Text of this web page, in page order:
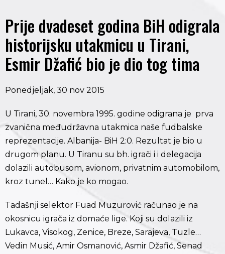
Prije dvadeset godina BiH odigrala
historijsku utakmicu u Tirani,
Esmir Džafić bio je dio tog tima
Ponedjeljak, 30 nov 2015
U Tirani, 30. novembra 1995. godine odigrana je prva
zvanična međudržavna utakmica naše fudbalske
reprezentacije. Albanija- BiH 2:0. Rezultat je bio u
drugom planu. U Tiranu su bh. igrači i i delegacija
dolazili autobusom, avionom, privatnim automobilom,
kroz tunel… Kako je ko mogao.
Tadašnji selektor Fuad Muzurović računao je na
okosnicu igrača iz domaće lige. Koji su dolazili iz
Lukavca, Visokog, Zenice, Breze, Sarajeva, Tuzle…
Vedin Musić, Amir Osmanović, Asmir Džafić, Senad